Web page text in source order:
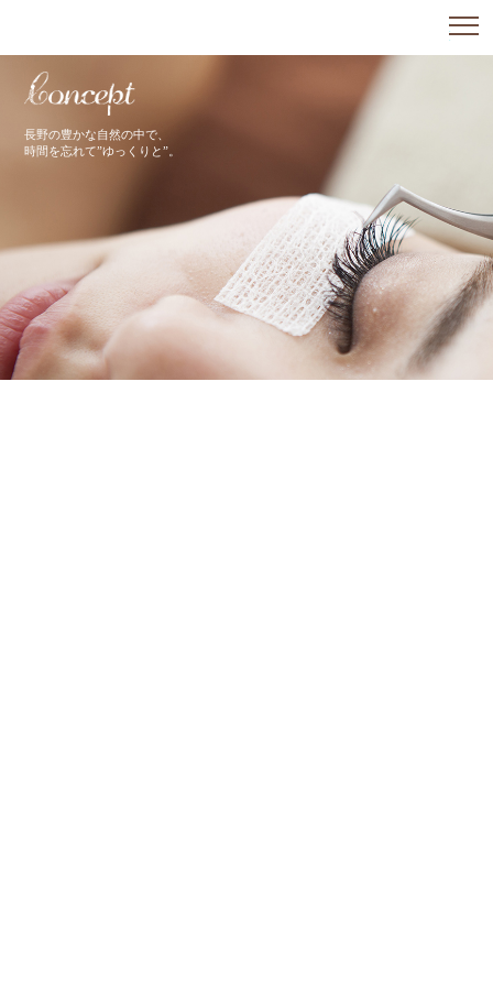
長野の豊かな自然の中で、
時間を忘れて”ゆっくりと”。